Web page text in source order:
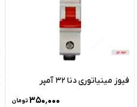
فیوز مینیاتوری دنا 32 آمپر
۳۵۰٬۰۰۰ تومان